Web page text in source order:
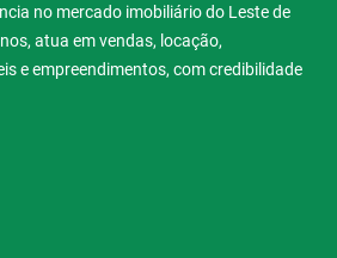
no mercado imobiliário do Leste de
atua em vendas, locação,
e empreendimentos, com credibilidade